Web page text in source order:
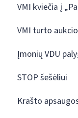
VMI kviečia į
VMI turto
Įmonių VDU
STOP šešėliui
Krašto